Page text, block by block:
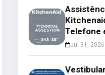
Telefone
Jul 31, 2026